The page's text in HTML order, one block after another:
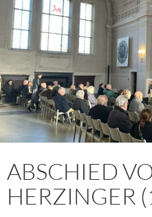
ABSCHIED
HERZINGER